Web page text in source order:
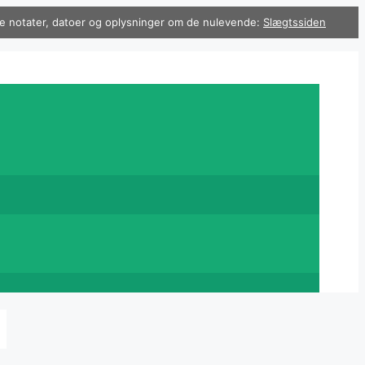
datoer og oplysninger om de nulevende: Slægtssiden